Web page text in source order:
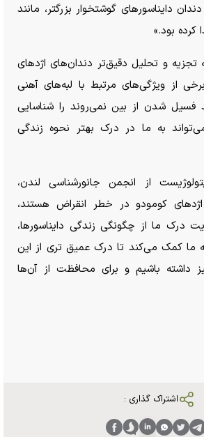
دایناسور‌های گوشتخوار بزرگتر، مانند
کرده بود.»
تجزیه و تحلیل دقیق‌تر دندان‌های اژد‌های
از ویژگی‌های مرتبط با لبه‌های آهنی
فسیل شدن از بین نمی‌روند را شناسایی
به ما در درک بهتر نحوه زندگی
از انجمن جانورشناسی لندن،
اژد‌های کومودو در خطر انقراض هستند،
درک ما از چگونگی زندگی دایناسورها،
کمک می‌کند تا درک عمیق تری از این
داشته باشیم و برای محافظت از آن‌ها
اشتراک گذاری :